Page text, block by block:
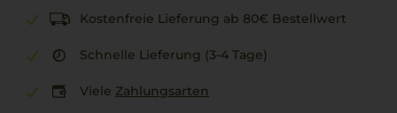
Kostenfreie Lieferung ab 80€ Bestellwert
Schnelle Lieferung (3-4 Tage)
Viele Zahlungsarten